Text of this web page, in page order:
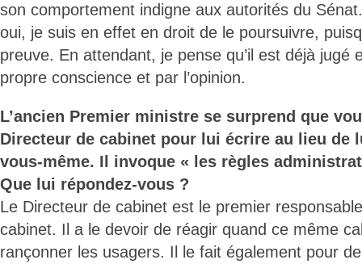
son comportement indigne aux autorités du
oui, je suis en effet en droit de le poursuivre,
preuve. En attendant, je pense qu’il est déjà jugé
propre conscience et par l’opinion.
L’ancien Premier ministre se surprend que
Directeur de cabinet pour lui écrire au lieu de
vous-même. Il invoque « les règles
Que lui répondez-vous ?
Le Directeur de cabinet est le premier
cabinet. Il a le devoir de réagir quand ce même
rançonner les usagers. Il le fait également pour